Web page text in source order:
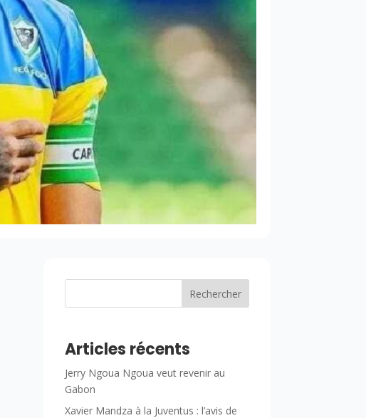
Rechercher
Articles récents
Jerry Ngoua Ngoua veut revenir au
Gabon
Xavier Mandza à la Juventus : l’avis de